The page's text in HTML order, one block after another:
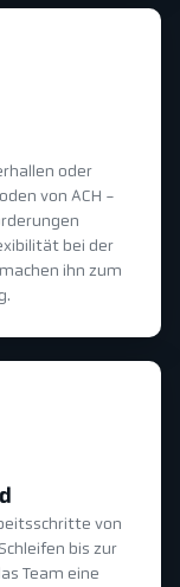
oder
von ACH -
bei der
ihn zum
von
bis zur
Team eine